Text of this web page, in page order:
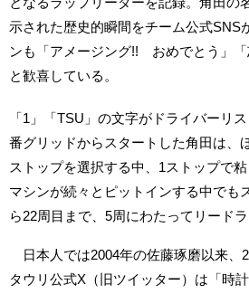
示された歴史的瞬間をチーム公式SNS
ンも「アメージング!! おめでとう」
と歓喜している。
「1」「TSU」の文字がドライバーリ
番グリッドからスタートした角田は、
ストップを選択する中、1ストップで
マシンが続々とピットインする中でも
ら22周目まで、5周にわたってリードラ
日本人では2004年の佐藤琢磨以来、
タウリ公式X（旧ツイッター）は「時